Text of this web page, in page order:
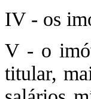
IV - os
V - o
titular,